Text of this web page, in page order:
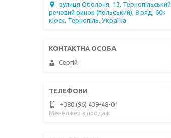
вулиця Оболоня, 13, Тернопільський
речовий ринок (польський), 8 ряд, 60к
кіоск, Тернопіль, Україна
Сергій
+380 (96) 439-48-01
Менеджер з продаж